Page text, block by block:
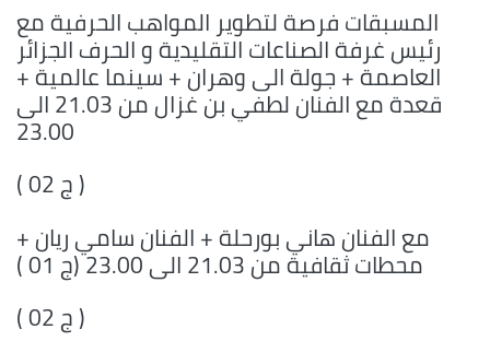
المسبقات فرصة لتطوير المواهب الحرفية مع
رئيس غرفة الصناعات التقليدية و الحرف الجزائر
العاصمة + جولة الى وهران + سينما عالمية +
قعدة مع الفنان لطفي بن غزال من 21.03 الى
23.00
( ج 02 )
مع الفنان هاني بورحلة + الفنان سامي ريان +
محطات ثقافية من 21.03 الى 23.00 (ج 01 )
( ج 02 )